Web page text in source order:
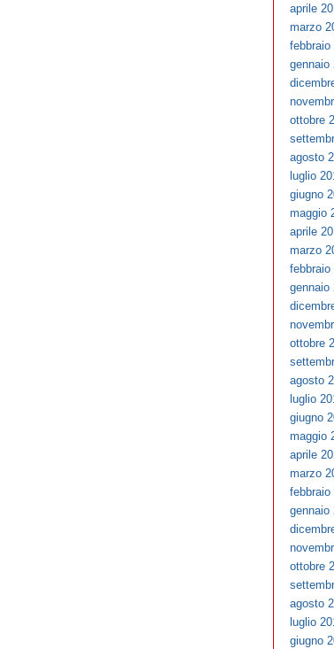
aprile
marzo
febbraio
gennaio
ottobre
agosto
luglio
giugno
maggio
aprile
marzo
febbraio
gennaio
ottobre
agosto
luglio
giugno
maggio
aprile
marzo
febbraio
gennaio
ottobre
agosto
luglio
giugno